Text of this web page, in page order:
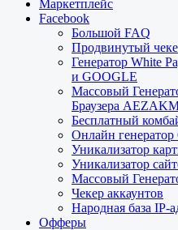
Маркетплейс
Facebook
Большой FAQ
Продвинутый
Генератор White
и GOOGLE
Массовый
Браузера
Бесплатный
Онлайн
Уникализатор
Уникализатор
Массовый
Чекер аккаунтов
Народная база IP-
Офферы